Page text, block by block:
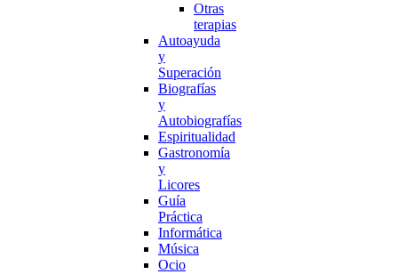
Otras
terapias
Autoayuda
y
Superación
Biografías
y
Autobiografías
Espiritualidad
Gastronomía
y
Licores
Guía
Práctica
Informática
Música
Ocio